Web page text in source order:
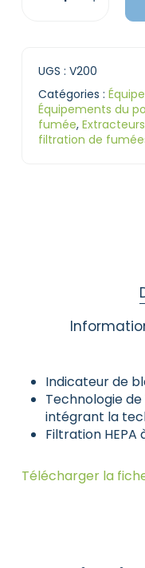
UGS : V200
Catégories :
Équipements du
fumée,
filtration de
Indicateur de
Technologie
intégrant la
Filtration HEPA
Télécharger la